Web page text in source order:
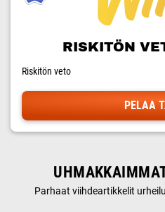
RISKITÖN
Riskitön veto
PELAA
Parhaat viihdeartikkelit